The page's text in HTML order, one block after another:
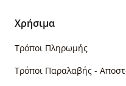
Χρήσιμα
Τρόποι Πληρωμής
Τρόποι Παραλαβής -